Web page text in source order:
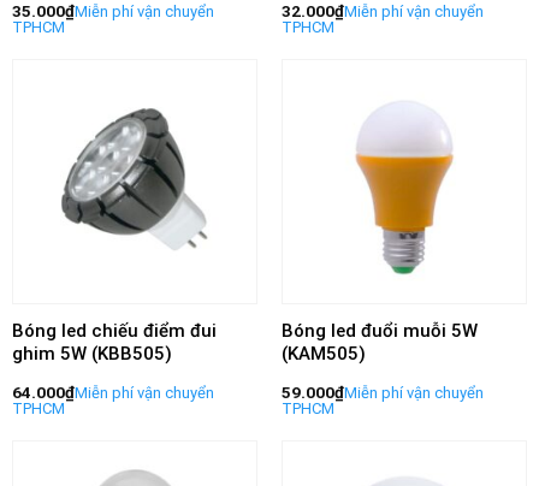
35.000₫ 32.000₫
Bóng led chiếu điểm đui
ghim 5W (KBB505)
64.000₫
Bóng led đuổi muỗi 5W
(KAM505)
59.000₫